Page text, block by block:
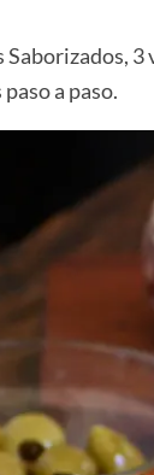
Saborizados,
a paso.